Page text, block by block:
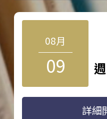
08月
09
詳細